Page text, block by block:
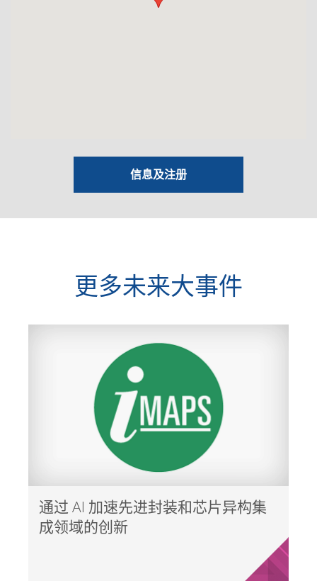
信息及注册
更多未来大事件
通过 AI 加速先进封装和芯片异构集
成领域的创新